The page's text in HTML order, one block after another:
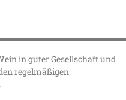
in guter Gesellschaft und
regelmäßigen